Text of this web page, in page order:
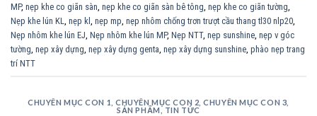
MP, nẹp khe co giãn sàn nẹp khe co giãn sàn bê tông nẹp khe co giãn tường
Nẹp khe lún KL
nẹp kl nẹp mp nẹp nhôm chống trơn trượt cầu thang tl30 nlp20
Nẹp nhôm khe lún EJ Nẹp nhôm khe lún MP, Nẹp NTT, nẹp sunshine nẹp v góc
tường nẹp xây dựng nẹp xây dựng genta nẹp xây dựng sunshine phào nẹp trang
trí NTT
CHUYÊN MỤC CON 1 ,CHUYÊN MỤC CON 2 ,CHUYÊN MỤC CON 3
SẢN PHẨM
TIN TỨC